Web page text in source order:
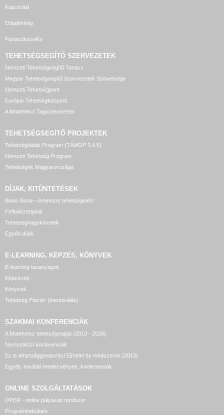
Kapcsolat
Oldaltérkép
Panaszkezelés
TEHETSÉGSEGÍTŐ SZERVEZETEK
Nemzeti Tehetségsegítő Tanács
Magyar Tehetségsegítő Szervezetek Szövetsége
Nemzeti Tehetségpont
Európai Tehetségközpont
A Matehetsz Tagszervezetei
TEHETSÉGSEGÍTŐ PROJEKTEK
Tehetséghidak Program (TÁMOP 3.4.5)
Nemzeti Tehetség Program
Tehetségek Magyarországa
DÍJAK, KITÜNTETÉSEK
Bonis Bona – A nemzet tehetségeiért
Felfedezettjeink
Tehetségnagykövetek
Egyéb díjak
E-LEARNING, KÉPZÉS, KÖNYVEK
E-learning tananyagok
Képzések
Könyvek
Tehetség Piactér (mentorálás)
SZAKMAI KONFERENCIÁK
A Matehetsz tehetségnapjai (2010 - 2024)
Nemzetközi konferenciák
Ez is tehetséggondozás! Elmélet és módszerek (2013)
Egyéb, további rendezvények, konferenciák
ONLINE SZOLGÁLTATÁSOK
OPER - online pályázati rendszer
Programbeküldés